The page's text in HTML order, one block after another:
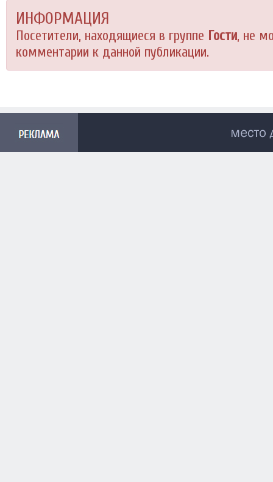
ИНФОРМАЦИЯ
Посетители, находящиеся в группе Гости, не
комментарии к данной публикации.